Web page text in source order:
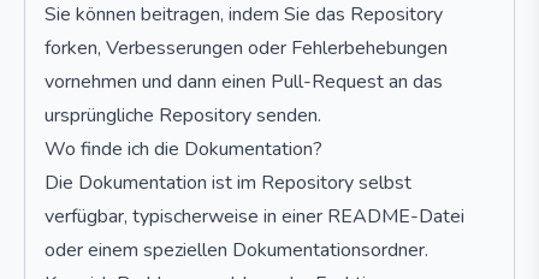
Sie können beitragen, indem Sie das Repository
forken, Verbesserungen oder Fehlerbehebungen
vornehmen und dann einen Pull-Request an das
ursprüngliche Repository senden.
Wo finde ich die Dokumentation?
Die Dokumentation ist im Repository selbst
verfügbar, typischerweise in einer README-Datei
oder einem speziellen Dokumentationsordner.